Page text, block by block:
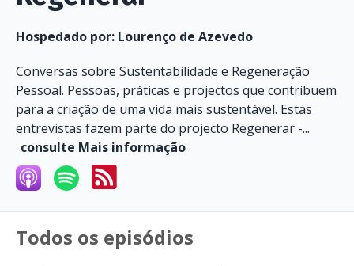
Hospedado por: Lourenço de Azevedo
Conversas sobre Sustentabilidade e Regeneração
Pessoal. Pessoas, práticas e projectos que contribuem
para a criação de uma vida mais sustentável. Estas
entrevistas fazem parte do projecto Regenerar -...
consulte Mais informação
Todos os episódios